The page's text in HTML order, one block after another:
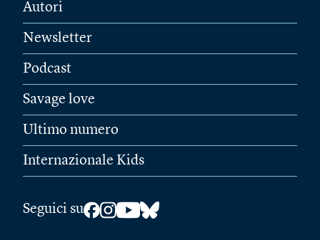
Autori
Newsletter
Podcast
Savage love
Ultimo numero
Internazionale Kids
Seguici su